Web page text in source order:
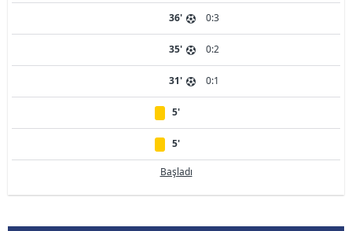
36' 0:3
35' 0:2
31' 0:1
5'
5'
Başladı